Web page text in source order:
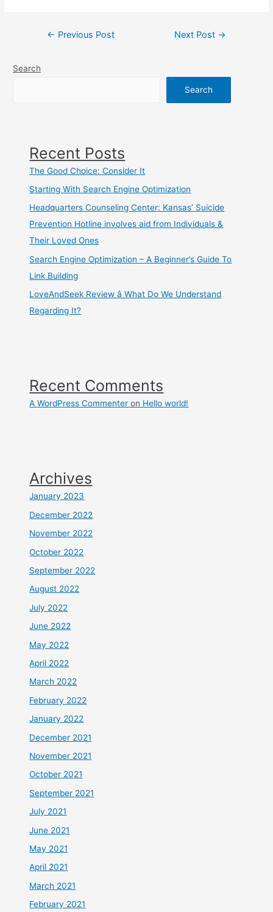
Post← Previous Post Next Post →
Search
Search
Recent Posts
The Good Choice: Consider It
Starting With Search Engine Optimization
Headquarters Counseling Center: Kansas’ Suicide
Prevention Hotline involves aid from Individuals &
Their Loved Ones
Search Engine Optimization – A Beginner’s Guide To
Link Building
LoveAndSeek Review â What Do We Understand
Regarding It?
Recent Comments
A WordPress Commenter on Hello world!
Archives
January 2023
December 2022
November 2022
October 2022
September 2022
August 2022
July 2022
June 2022
May 2022
April 2022
March 2022
February 2022
January 2022
December 2021
November 2021
October 2021
September 2021
July 2021
June 2021
May 2021
April 2021
March 2021
February 2021